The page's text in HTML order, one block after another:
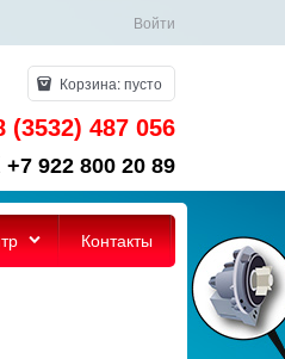
Войти
Корзина:пусто
(3532) 487 056
+7 922 800 20 89
Контакты